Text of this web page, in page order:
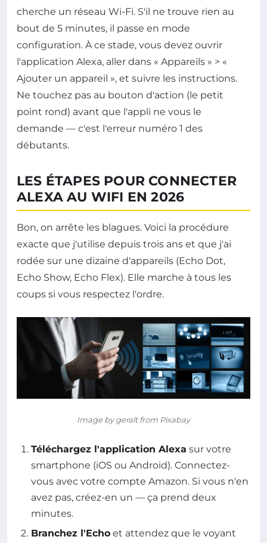
cherche un réseau Wi-Fi. S'il ne trouve rien au
bout de 5 minutes, il passe en mode
configuration. À ce stade, vous devez ouvrir
l'application Alexa, aller dans « Appareils » > «
Ajouter un appareil », et suivre les instructions.
Ne touchez pas au bouton d'action (le petit
point rond) avant que l'appli ne vous le
demande — c'est l'erreur numéro 1 des
débutants.
LES ÉTAPES POUR CONNECTER
ALEXA AU WIFI EN 2026
Bon, on arrête les blagues. Voici la procédure
exacte que j'utilise depuis trois ans et que j'ai
rodée sur une dizaine d'appareils (Echo Dot,
Echo Show, Echo Flex). Elle marche à tous les
coups si vous respectez l'ordre.
Image by geralt from Pixabay
Téléchargez l'application Alexa sur votre
smartphone (iOS ou Android). Connectez-
vous avec votre compte Amazon. Si vous n'en
avez pas, créez-en un — ça prend deux
minutes.
Branchez l'Echo et attendez que le voyant